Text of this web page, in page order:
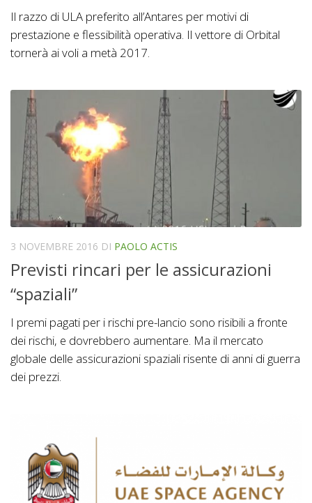
Il razzo di ULA preferito all’Antares per motivi di
prestazione e flessibilità operativa. Il vettore di Orbital
tornerà ai voli a metà 2017.
3 NOVEMBRE 2016 DI PAOLO ACTIS
Previsti rincari per le assicurazioni
“spaziali”
I premi pagati per i rischi pre-lancio sono risibili a fronte
dei rischi, e dovrebbero aumentare. Ma il mercato
globale delle assicurazioni spaziali risente di anni di guerra
dei prezzi.